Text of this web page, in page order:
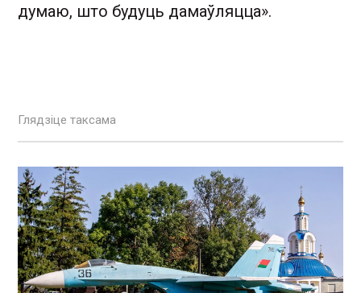
думаю, што будуць дамаўляцца».
Глядзіце таксама